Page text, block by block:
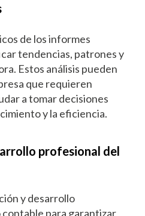
de los informes
tendencias, patrones y
Estos análisis pueden
que requieren
a tomar decisiones
y la eficiencia.
profesional del
y desarrollo
para garantizar